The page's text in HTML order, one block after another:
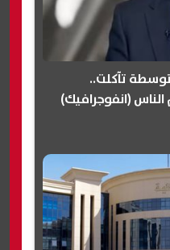
تآكلت..
(انفوجرافيك)